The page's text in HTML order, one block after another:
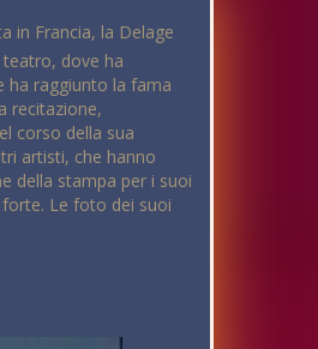
in Francia, la Delage
dove ha
ha raggiunto la fama
recitazione,
corso della sua
artisti, che hanno
della stampa per i suoi
Le foto dei suoi